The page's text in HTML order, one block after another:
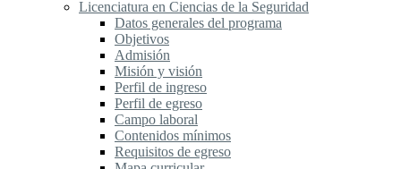
Licenciatura en Ciencias de la Seguridad
Datos generales del programa
Objetivos
Admisión
Misión y visión
Perfil de ingreso
Perfil de egreso
Campo laboral
Contenidos mínimos
Requisitos de egreso